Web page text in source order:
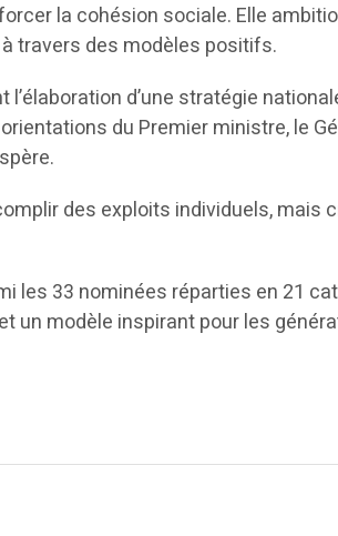
la cohésion sociale. Elle
travers des modèles positifs.
d’une stratégie
du Premier ministre, le
des exploits individuels, mais
les 33 nominées réparties en 21
un modèle inspirant pour les